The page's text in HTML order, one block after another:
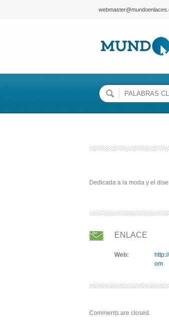
Dedicada a la moda y el
ENLACE
Web:
om
Comments are closed.